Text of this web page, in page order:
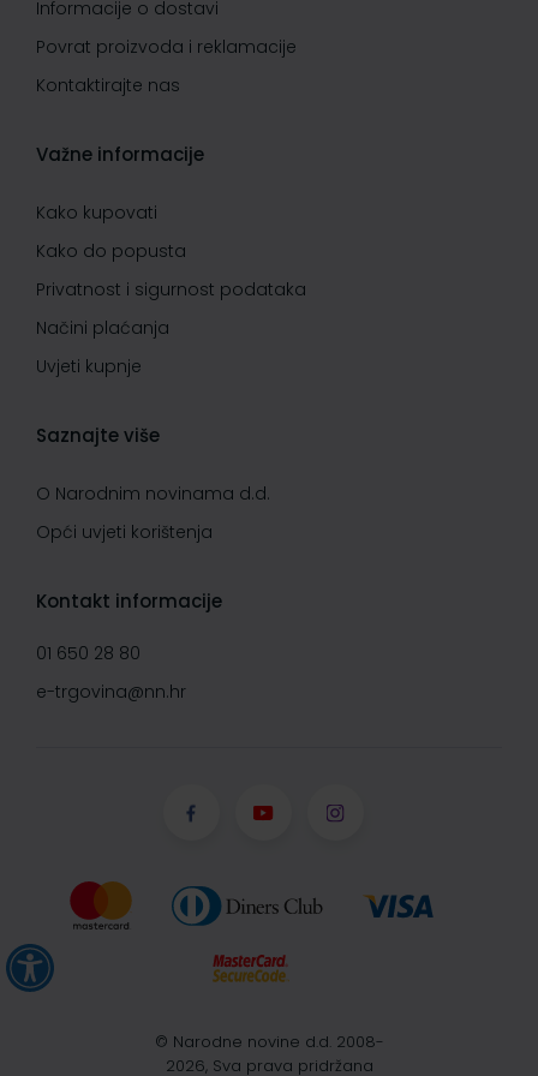
Informacije o dostavi
Povrat proizvoda i reklamacije
Kontaktirajte nas
Važne informacije
Kako kupovati
Kako do popusta
Privatnost i sigurnost podataka
Načini plaćanja
Uvjeti kupnje
Saznajte više
O Narodnim novinama d.d.
Opći uvjeti korištenja
Kontakt informacije
01 650 28 80
e-trgovina@nn.hr
© Narodne novine d.d. 2008-
2026, Sva prava pridržana